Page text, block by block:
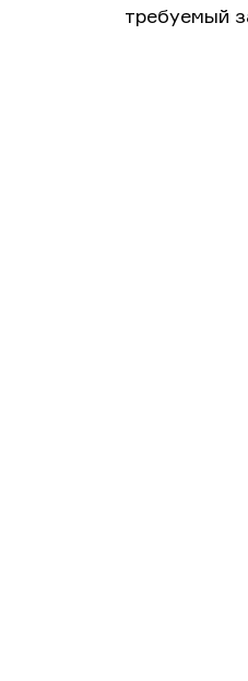
требуемый